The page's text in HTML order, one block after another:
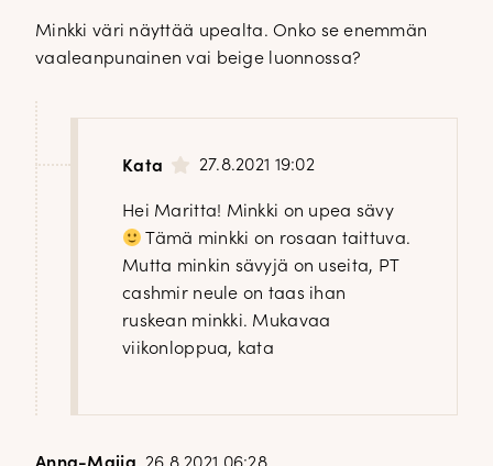
Minkki väri näyttää upealta. Onko se enemmän
vaaleanpunainen vai beige luonnossa?
Kata 27.8.2021 19:02
Hei Maritta! Minkki on upea sävy
Tämä minkki on rosaan taittuva.
Mutta minkin sävyjä on useita, PT
cashmir neule on taas ihan
ruskean minkki. Mukavaa
viikonloppua, kata